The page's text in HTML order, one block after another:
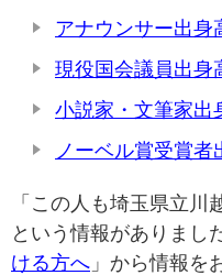
アナウンサー出身
現役国会議員出身
小説家・文筆家出
ノーベル賞受賞
「この人も埼玉県立川
という情報がありまし
ける方へ 」から情報を